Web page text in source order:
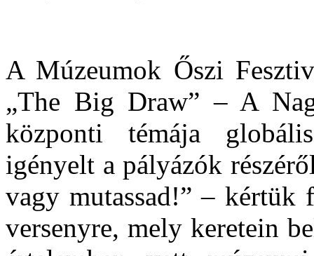
A Múzeumok Őszi
„The Big Draw” – A
központi témája
igényelt a pályázók
vagy mutassad!” –
versenyre, mely keretein